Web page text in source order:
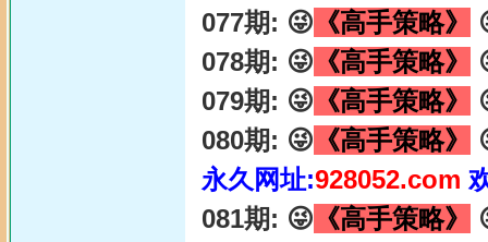
077期: 😜 《高手策略》
078期: 😜 《高手策略》
079期: 😜 《高手策略》
080期: 😜 《高手策略》
永久网址:928052.com
081期: 😜 《高手策略》